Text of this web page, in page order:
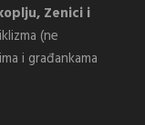
Zenici i
(ne
i građankama